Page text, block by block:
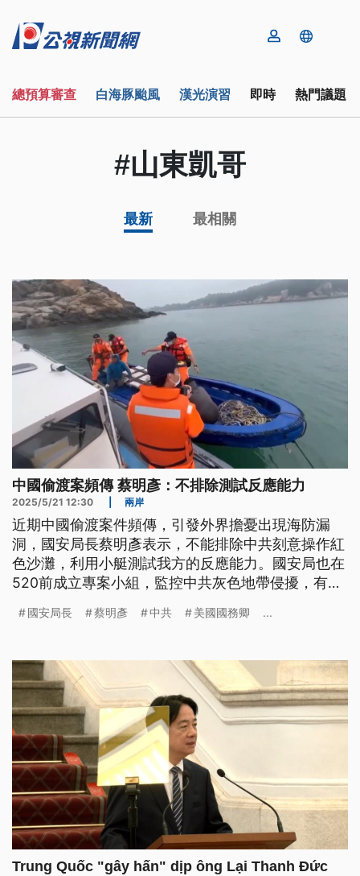
總預算審查 白海豚颱風 漢光演習 即時 熱門議題
#山東凱哥
最新 最相關
中國偷渡案頻傳 蔡明彥：不排除測試反應能力
2025/5/21 12:30 兩岸
近期中國偷渡案件頻傳，引發外界擔憂出現海防漏
洞，國安局長蔡明彥表示，不能排除中共刻意操作紅
色沙灘，利用小艇測試我方的反應能力。國安局也在
520前成立專案小組，監控中共灰色地帶侵擾，有掌
近30艘三無鐵殼船出沒在海峽中線以西。
國安局長 蔡明彥 中共 美國國務卿 ...
Trung Quốc "gây hấn" dịp ông Lại Thanh Đức